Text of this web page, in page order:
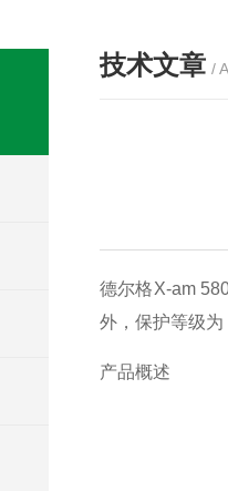
技术文章 /
德尔格X-am
外，保护等级
产品概述